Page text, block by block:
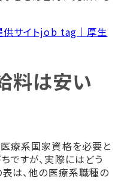
サイトjob tag｜厚生
料は安い
療系国家資格を必要と
ですが、実際にはどう
表は、他の医療系職種の